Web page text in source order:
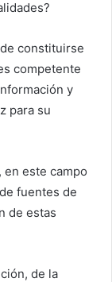
constituirse
competente
y
para su
este campo
fuentes de
de estas
de la